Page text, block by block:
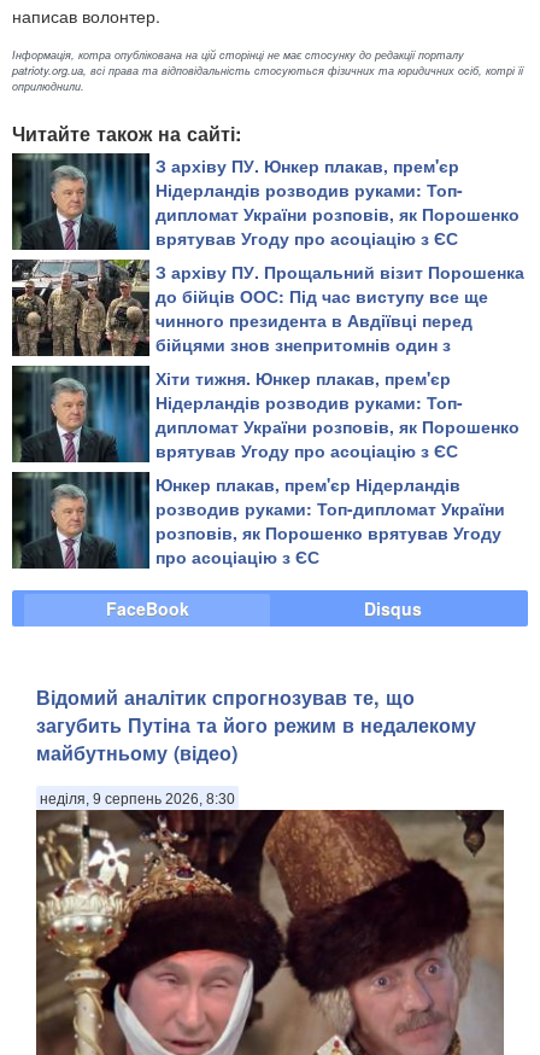
написав волонтер.
Інформація, котра опублікована на цій сторінці не має стосунку до редакції порталу
patrioty.org.ua, всі права та відповідальність стосуються фізичних та юридичних осіб, котрі її
оприлюднили.
Читайте також на сайті:
З архіву ПУ. Юнкер плакав, прем'єр
Нідерландів розводив руками: Топ-
дипломат України розповів, як Порошенко
врятував Угоду про асоціацію з ЄС
З архіву ПУ. Прощальний візит Порошенка
до бійців ООС: Під час виступу все ще
чинного президента в Авдіївці перед
бійцями знов знепритомнів один з
присутніх (відео)
Хіти тижня. Юнкер плакав, прем'єр
Нідерландів розводив руками: Топ-
дипломат України розповів, як Порошенко
врятував Угоду про асоціацію з ЄС
Юнкер плакав, прем'єр Нідерландів
розводив руками: Топ-дипломат України
розповів, як Порошенко врятував Угоду
про асоціацію з ЄС
FaceBook Disqus
​Відомий аналітик спрогнозував те, що
загубить Путіна та його режим в недалекому
майбутньому (відео)
неділя, 9 серпень 2026, 8:30